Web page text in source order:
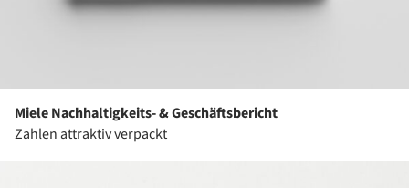
Miele Nachhaltigkeits- & Geschäftsbericht
Zahlen attraktiv verpackt